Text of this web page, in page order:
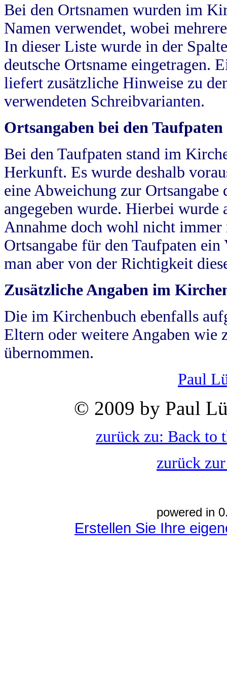
Bei den Ortsnamen wurden im
Namen verwendet, wobei
In dieser Liste wurde in der
deutsche Ortsname eingetragen.
liefert zusätzliche Hinweise zu
verwendeten Schreibvarianten.
Ortsangaben bei den Taufpaten
Bei den Taufpaten stand im
Herkunft. Es wurde deshalb
eine Abweichung zur
angegeben wurde. Hierbei wurde
Annahme doch wohl nicht
Ortsangabe für den Taufpaten
man aber von der Richtigkeit
Zusätzliche Angaben im
Die im Kirchenbuch ebenfalls
Eltern oder weitere Angaben wie
übernommen.
Paul
© 2009 by Paul
zurück zu: Back to
zurück
powered in
Erstellen Sie Ihre